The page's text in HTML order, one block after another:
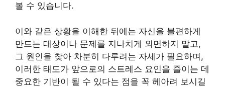
볼 수 있습니다.
이와 같은 상황을 이해한 뒤에는 자신을 불편하게
만드는 대상이나 문제를 지나치게 외면하지 말고,
그 원인을 찾아 차분히 다루려는 자세가 필요하며,
이러한 태도가 앞으로의 스트레스 요인을 줄이는 데
중요한 기반이 될 수 있다는 점을 꼭 헤아려 보시길